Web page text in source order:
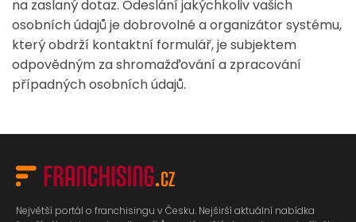
na zaslaný dotaz. Odeslání jakýchkoliv vašich
osobních údajů je dobrovolné a organizátor systému,
který obdrží kontaktní formulář, je subjektem
odpovědným za shromažďování a zpracování
případných osobních údajů.
Největší portál o franchisingu v Česku. Nejširší aktuální nabídka